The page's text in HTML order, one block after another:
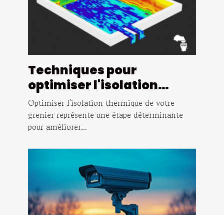
Techniques pour
optimiser l'isolation
thermique de votre
grenier
Optimiser l'isolation thermique de votre
grenier représente une étape déterminante
pour améliorer...